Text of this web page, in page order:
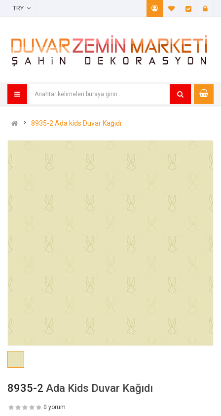
A. Listem
8935-2 Ada kids Duvar Kağıdı
8935-2 Ada Kids Duvar Kağıdı
0 yorum